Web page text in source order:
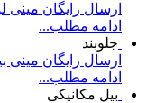
ارسال رایگان مینی
ادامه مطلب...
جلوبند
ارسال رایگان مینی
ادامه مطلب...
بیل مکانیکی